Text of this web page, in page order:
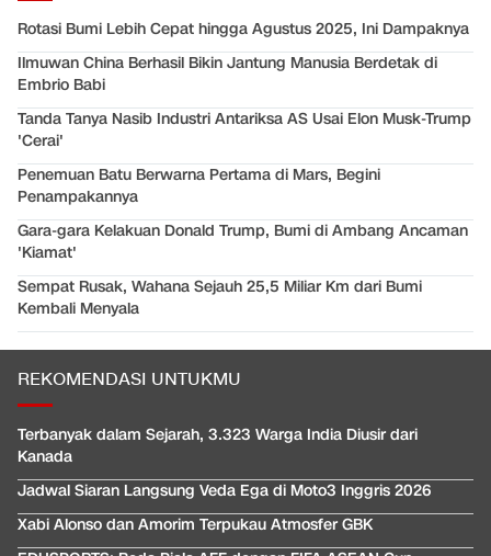
Rotasi Bumi Lebih Cepat hingga Agustus 2025, Ini Dampaknya
Ilmuwan China Berhasil Bikin Jantung Manusia Berdetak di
Embrio Babi
Tanda Tanya Nasib Industri Antariksa AS Usai Elon Musk-Trump
'Cerai'
Penemuan Batu Berwarna Pertama di Mars, Begini
Penampakannya
Gara-gara Kelakuan Donald Trump, Bumi di Ambang Ancaman
'Kiamat'
Sempat Rusak, Wahana Sejauh 25,5 Miliar Km dari Bumi
Kembali Menyala
REKOMENDASI UNTUKMU
Terbanyak dalam Sejarah, 3.323 Warga India Diusir dari
Kanada
Jadwal Siaran Langsung Veda Ega di Moto3 Inggris 2026
Xabi Alonso dan Amorim Terpukau Atmosfer GBK